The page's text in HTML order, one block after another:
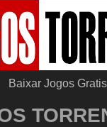
Baixar Jogos Gratis